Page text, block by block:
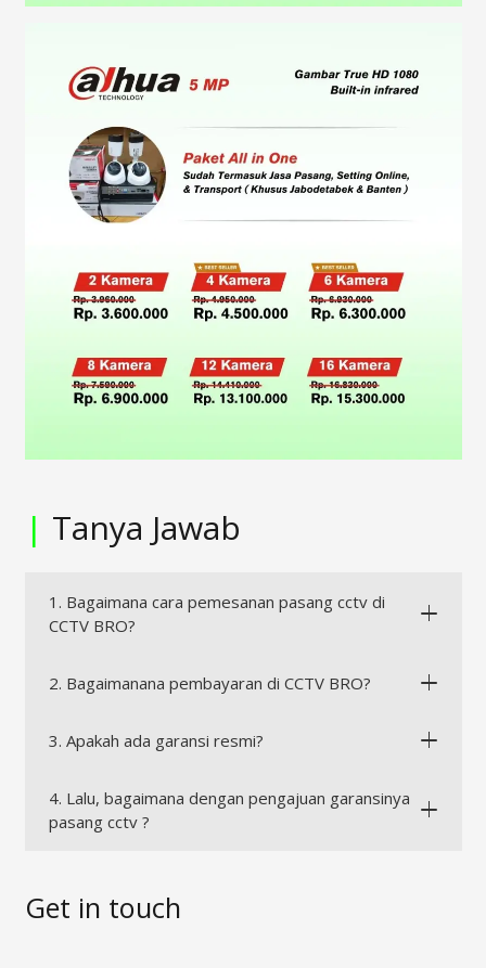
| Tanya Jawab
1. Bagaimana cara pemesanan pasang cctv di
CCTV BRO?
2. Bagaimanana pembayaran di CCTV BRO?
3. Apakah ada garansi resmi?
4. Lalu, bagaimana dengan pengajuan garansinya
pasang cctv ?
Get in touch